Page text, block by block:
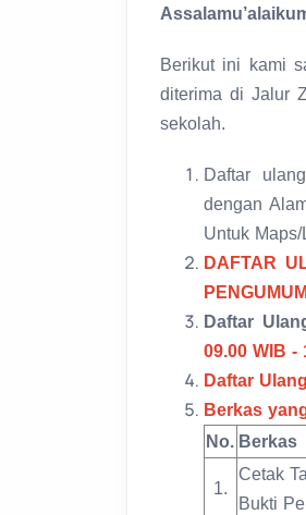
Berikut ini kami
diterima di Jalur
sekolah.
Daftar
dengan
Untuk
DAFTAR
Daftar
09.00 WIB -
Daftar
Berkas
No. Berkas
1.
Cetak
Bukti